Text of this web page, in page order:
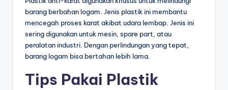
barang berbahan logam. Jenis plastik ini membantu
mencegah proses karat akibat udara lembap. Jenis ini
sering digunakan untuk mesin, spare part, atau
peralatan industri. Dengan perlindungan yang tepat,
barang logam bisa bertahan lebih lama.
Tips Pakai Plastik